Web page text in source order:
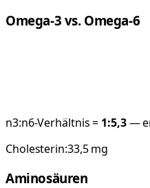
Omega-3 vs. Omega-6
n3:n6-Verhältnis = 1:5,3—
Cholesterin:33,5mg
Aminosäuren